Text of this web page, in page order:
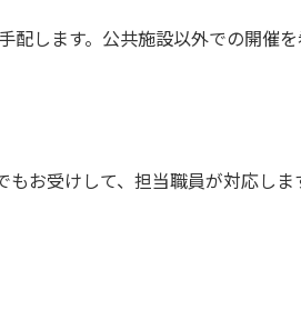
します。公共施設以外での開催
お受けして、担当職員が対応し